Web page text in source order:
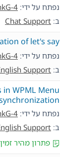
נפתח על ידי: 4
ב: Chat Support
of let's say
נפתח על ידי: 4
ב: Support
WPML Menu
נפתח על ידי: 4
ב: Support
פתרון מהיר זמין